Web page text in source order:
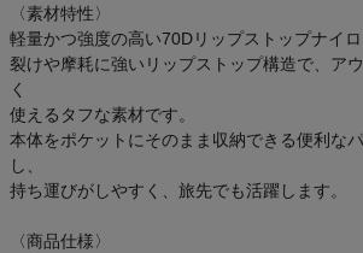
〈素材特性〉
軽量かつ強度の高い70Dリップストップナイロ
裂けや摩耗に強いリップストップ構造で、ア
く
使えるタフな素材です。
本体をポケットにそのまま収納できる便利な
し、
持ち運びがしやすく、旅先でも活躍します。
〈商品仕様〉